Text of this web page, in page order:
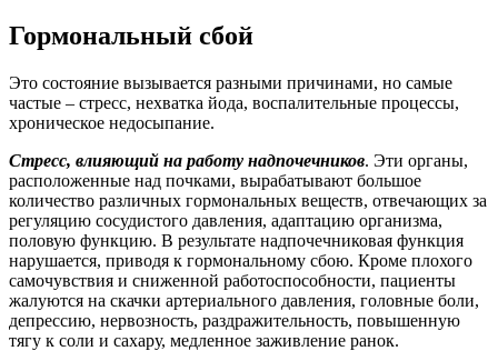
Гормональный сбой
Это состояние вызывается разными причинами, но самые
частые – стресс, нехватка йода, воспалительные процессы,
хроническое недосыпание.
Стресс, влияющий на работу надпочечников. Эти органы,
расположенные над почками, вырабатывают большое
количество различных гормональных веществ, отвечающих за
регуляцию сосудистого давления, адаптацию организма,
половую функцию. В результате надпочечниковая функция
нарушается, приводя к гормональному сбою. Кроме плохого
самочувствия и сниженной работоспособности, пациенты
жалуются на скачки артериального давления, головные боли,
депрессию, нервозность, раздражительность, повышенную
тягу к соли и сахару, медленное заживление ранок.